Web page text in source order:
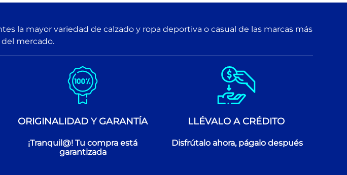
la mayor variedad de calzado y ropa deportiva o casual de las marcas más
mercado.
ORIGINALIDAD Y GARANTÍA
¡Tranquil@! Tu compra está
garantizada
LLÉVALO A CRÉDITO
Disfrútalo ahora, págalo después